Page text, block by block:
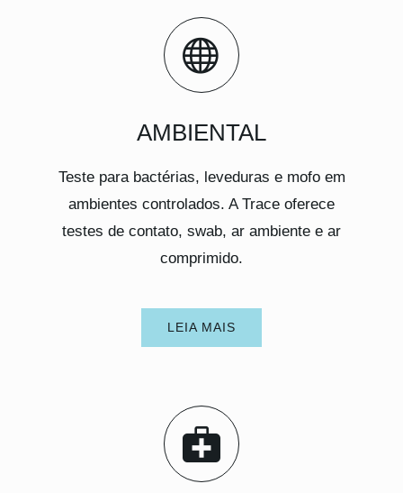
AMBIENTAL
Teste para bactérias, leveduras e mofo em
ambientes controlados. A Trace oferece
testes de contato, swab, ar ambiente e ar
comprimido.
LEIA MAIS